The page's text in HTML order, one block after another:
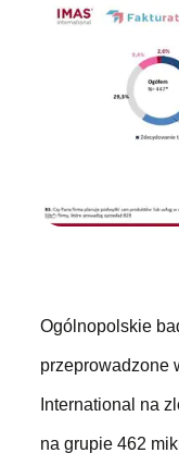
Ogólnopolskie
przeprowadzone
International na
na grupie 462